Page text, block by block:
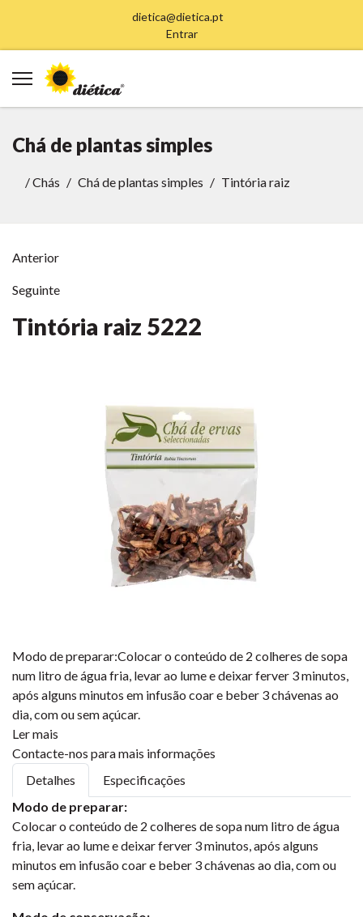
dietica@dietica.pt
Entrar
Chá de plantas simples
/Chás Chá de plantas simples Tintória raiz
Anterior
Seguinte
Tintória raiz 5222
Modo de preparar:Colocar o conteúdo de 2 colheres de sopa
num litro de água fria, levar ao lume e deixar ferver 3 minutos,
após alguns minutos em infusão coar e beber 3 chávenas ao
dia, com ou sem açúcar.
Ler mais
Contacte-nos para mais informações
Detalhes
Especificações
Modo de preparar:
Colocar o conteúdo de 2 colheres de sopa num litro de água
fria, levar ao lume e deixar ferver 3 minutos, após alguns
minutos em infusão coar e beber 3 chávenas ao dia, com ou
sem açúcar.